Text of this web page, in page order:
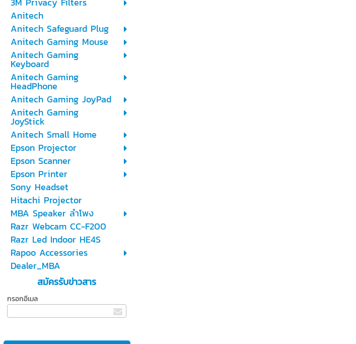
Anitech
Anitech Safeguard Plug
Anitech Gaming Mouse
Anitech Gaming
Keyboard
Anitech Gaming
HeadPhone
Anitech Gaming JoyPad
Anitech Gaming
JoyStick
Anitech Small Home
Epson Projector
Epson Scanner
Epson Printer
Sony Headset
Hitachi Projector
MBA Speaker ลำโพง
Razr Webcam CC-F200
Razr Led Indoor HE4S
Rapoo Accessories
Dealer_MBA
สมัครรับข่าวสาร
กรอกอีเมล